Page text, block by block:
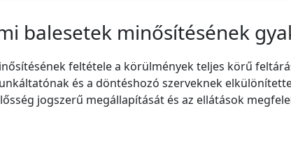
balesetek minősítésének
feltétele a körülmények teljes körű
és a döntéshozó szerveknek
jogszerű megállapítását és az ellátások